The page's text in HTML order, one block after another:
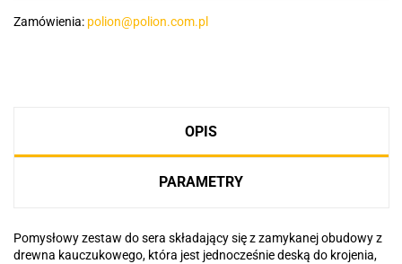
Zamówienia: polion@polion.com.pl
OPIS
PARAMETRY
Pomysłowy zestaw do sera składający się z zamykanej obudowy z
drewna kauczukowego, która jest jednocześnie deską do krojenia,